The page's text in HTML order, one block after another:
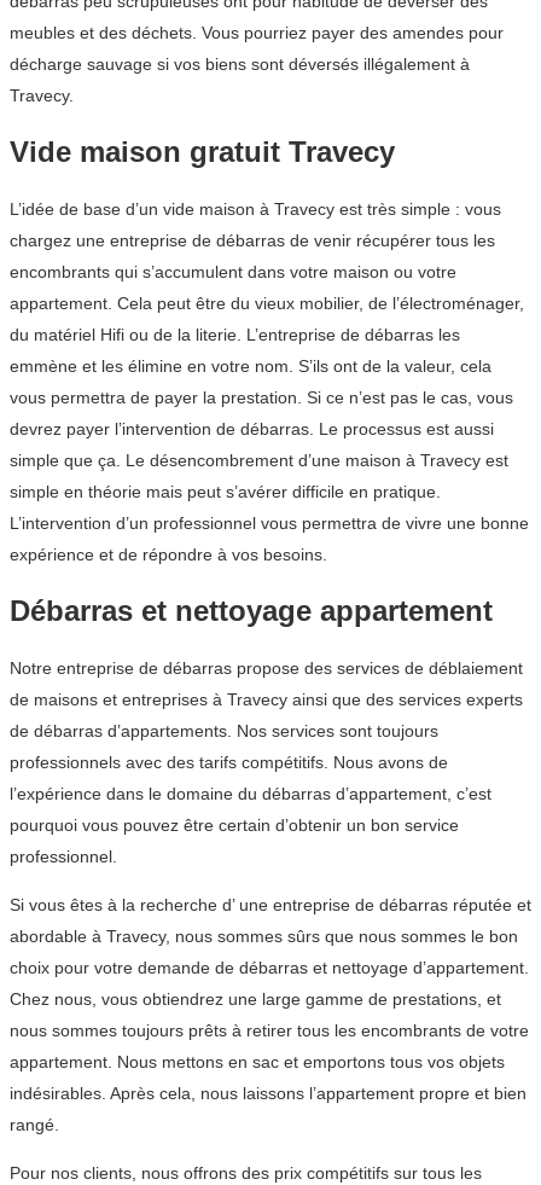
meubles et des déchets. Vous pourriez payer des amendes pour
décharge sauvage si vos biens sont déversés illégalement à
Travecy.
Vide maison gratuit Travecy
L’idée de base d’un vide maison à Travecy est très simple : vous
chargez une entreprise de débarras de venir récupérer tous les
encombrants qui s’accumulent dans votre maison ou votre
appartement. Cela peut être du vieux mobilier, de l’électroménager,
du matériel Hifi ou de la literie. L’entreprise de débarras les
emmène et les élimine en votre nom. S’ils ont de la valeur, cela
vous permettra de payer la prestation. Si ce n’est pas le cas, vous
devrez payer l’intervention de débarras. Le processus est aussi
simple que ça. Le désencombrement d’une maison à Travecy est
simple en théorie mais peut s’avérer difficile en pratique.
L’intervention d’un professionnel vous permettra de vivre une bonne
expérience et de répondre à vos besoins.
Débarras et nettoyage appartement
Notre entreprise de débarras propose des services de déblaiement
de maisons et entreprises à Travecy ainsi que des services experts
de débarras d’appartements. Nos services sont toujours
professionnels avec des tarifs compétitifs. Nous avons de
l’expérience dans le domaine du débarras d’appartement, c’est
pourquoi vous pouvez être certain d’obtenir un bon service
professionnel.
Si vous êtes à la recherche d’ une entreprise de débarras réputée et
abordable à Travecy, nous sommes sûrs que nous sommes le bon
choix pour votre demande de débarras et nettoyage d’appartement.
Chez nous, vous obtiendrez une large gamme de prestations, et
nous sommes toujours prêts à retirer tous les encombrants de votre
appartement. Nous mettons en sac et emportons tous vos objets
indésirables. Après cela, nous laissons l’appartement propre et bien
rangé.
Pour nos clients, nous offrons des prix compétitifs sur tous les